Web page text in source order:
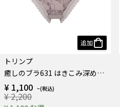
追加
トリンプ
癒しのブラ631 はきこみ深めショーツ
¥ 1,100
¥ 2,200